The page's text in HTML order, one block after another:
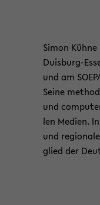
Simon
Duisburg-​
und am
Seine
und
len Me­di­en.
und
glied der